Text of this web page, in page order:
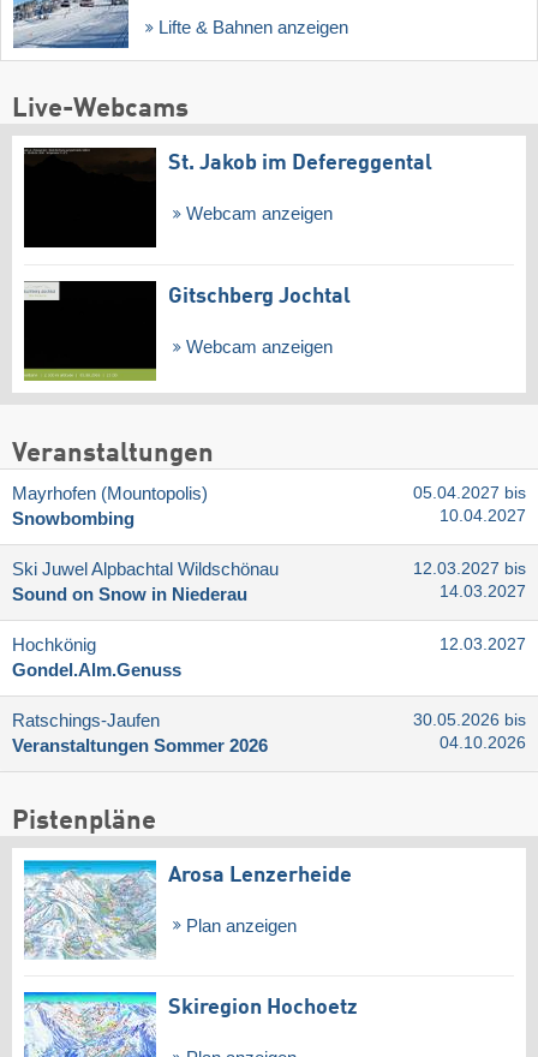
Lifte & Bahnen anzeigen
Live-Webcams
St. Jakob im Defereggental
Webcam anzeigen
Gitschberg Jochtal
Webcam anzeigen
Veranstaltungen
Mayrhofen (Mountopolis)
Snowbombing
05.04.2027 bis
10.04.2027
Ski Juwel Alpbachtal Wildschönau
Sound on Snow in Niederau
12.03.2027 bis
14.03.2027
Hochkönig
Gondel.Alm.Genuss
12.03.2027
Ratschings-Jaufen
Veranstaltungen Sommer 2026
30.05.2026 bis
04.10.2026
Pistenpläne
Arosa Lenzerheide
Plan anzeigen
Skiregion Hochoetz